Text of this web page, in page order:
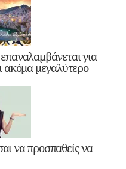
για
ακόμα μεγαλύτερο
να προσπαθείς να